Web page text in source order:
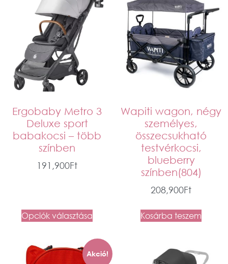
Ergobaby Metro 3
Deluxe sport
babakocsi – több
színben
191,900Ft
Opciók választása
Wapiti wagon, négy
személyes,
összecsukható
testvérkocsi,
blueberry
színben(804)
208,900Ft
Kosárba teszem
Akció!